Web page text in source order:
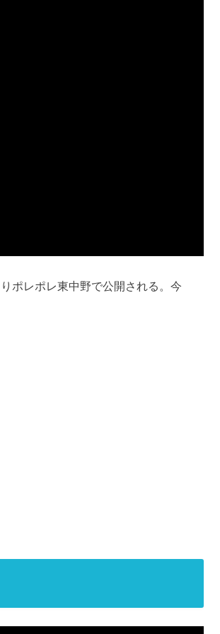
ポレポレ東中野で公開される。今